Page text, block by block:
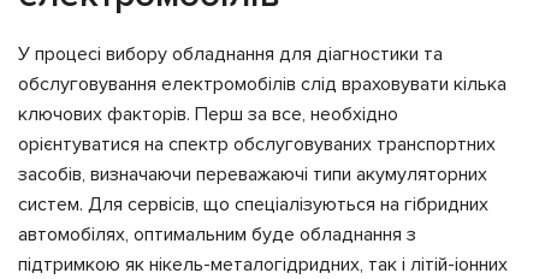
У процесі вибору обладнання для діагностики та
обслуговування електромобілів слід враховувати кілька
ключових факторів. Перш за все, необхідно
орієнтуватися на спектр обслуговуваних транспортних
засобів, визначаючи переважаючі типи акумуляторних
систем. Для сервісів, що спеціалізуються на гібридних
автомобілях, оптимальним буде обладнання з
підтримкою як нікель-металогідридних, так і літій-іонних